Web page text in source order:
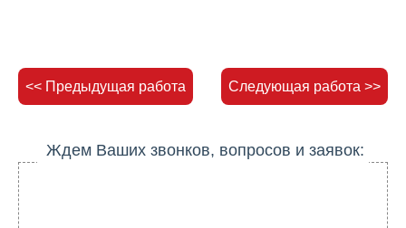
<< Предыдущая работа Следующая работа >>
Ждем Ваших звонков, вопросов и заявок: